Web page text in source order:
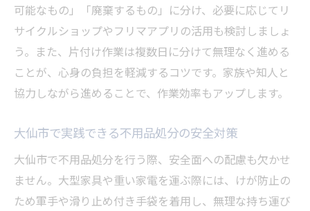
可能なもの」「廃棄するもの」に分け、必要に応じてリ
サイクルショップやフリマアプリの活用も検討しましょ
う。また、片付け作業は複数日に分けて無理なく進める
ことが、心身の負担を軽減するコツです。家族や知人と
協力しながら進めることで、作業効率もアップします。
大仙市で実践できる不用品処分の安全対策
大仙市で不用品処分を行う際、安全面への配慮も欠かせ
ません。大型家具や重い家電を運ぶ際には、けが防止の
ため軍手や滑り止め付き手袋を着用し、無理な持ち運び